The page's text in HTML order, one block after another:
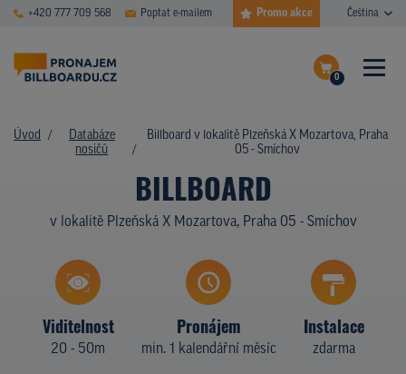
+420 777 709 568 Poptat e-mailem Promo akce Čeština
0
Dokončit poptávku
ČASTÉ DOTAZY
PLOCHY V AKCI
TYPY NOSIČŮ
Z PRAXE
Úvod
Databáze
nosičů
Billboard v lokalitě Plzeňská X Mozartova, Praha
05 - Smíchov
BILLBOARD
v lokalitě Plzeňská X Mozartova, Praha 05 - Smíchov
Viditelnost
20 - 50m
Pronájem
min. 1 kalendářní měsíc
Instalace
zdarma